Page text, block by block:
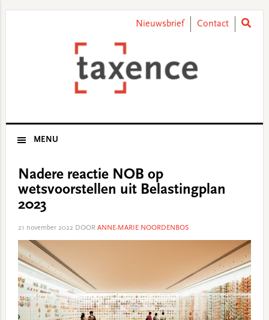
Nieuwsbrief Contact
MENU
Nadere reactie NOB op
wetsvoorstellen uit Belastingplan
2023
21 november 2022DOOR ANNE-MARIE NOORDENBOS